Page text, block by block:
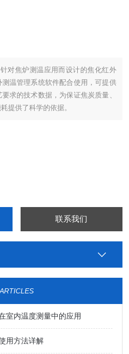
对焦炉测温应用而设计的焦化红外
温管理系统软件配合使用，可提供
求的技术数据，为保证焦炭质量、
提供了科学的依据。
联系我们
室内温度测量中的应用
用方法详解